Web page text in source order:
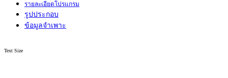
รายละเอียดโปรแกรม
รูปประกอบ
ข้อมูลจำเพาะ
Text Size